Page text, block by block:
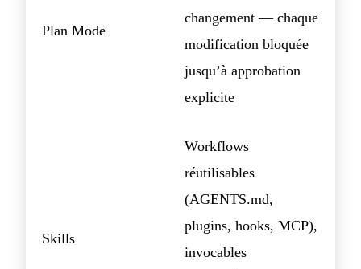
Plan Mode
changement — chaque
modification bloquée
jusqu’à approbation
explicite
Skills
Workflows
réutilisables
(AGENTS.md,
plugins, hooks, MCP),
invocables